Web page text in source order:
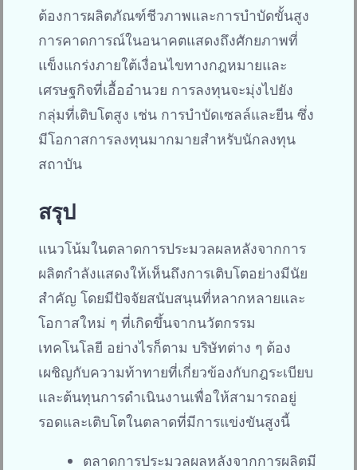
ต้องการผลิตภัณฑ์ชีวภาพและการบำบัดขั้นสูง
การคาดการณ์ในอนาคตแสดงถึงศักยภาพที่
แข็งแกร่งภายใต้เงื่อนไขทางกฎหมายและ
เศรษฐกิจที่เอื้ออำนวย การลงทุนจะมุ่งไปยัง
กลุ่มที่เติบโตสูง เช่น การบำบัดเซลล์และยีน ซึ่ง
มีโอกาสการลงทุนมากมายสำหรับนักลงทุน
สถาบัน
สรุป
แนวโน้มในตลาดการประมวลผลหลังจากการ
ผลิตกำลังแสดงให้เห็นถึงการเติบโตอย่างมีนัย
สำคัญ โดยมีปัจจัยสนับสนุนที่หลากหลายและ
โอกาสใหม่ ๆ ที่เกิดขึ้นจากนวัตกรรม
เทคโนโลยี อย่างไรก็ตาม บริษัทต่าง ๆ ต้อง
เผชิญกับความท้าทายที่เกี่ยวข้องกับกฎระเบียบ
และต้นทุนการดำเนินงานเพื่อให้สามารถอยู่
รอดและเติบโตในตลาดที่มีการแข่งขันสูงนี้
ตลาดการประมวลผลหลังจากการผลิตมี